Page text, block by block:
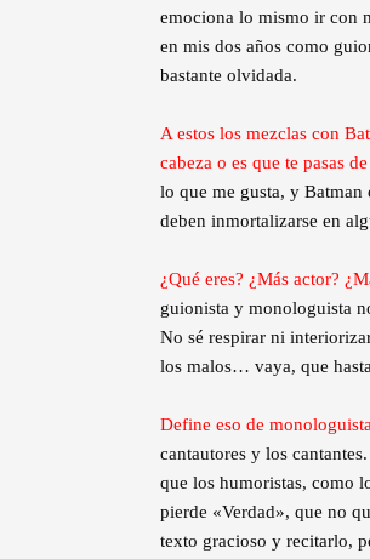
emociona lo mismo ir con
en mis dos años como
bastante olvidada.
A estos los mezclas con
cabeza o es que te pasas
lo que me gusta, y
deben inmortalizarse en
¿Qué eres? ¿Más actor?
guionista y monologuista
No sé respirar ni
los malos… vaya, que
Define eso de
cantautores y los
que los humoristas, como
pierde «Verdad», que no
texto gracioso y recitarlo,